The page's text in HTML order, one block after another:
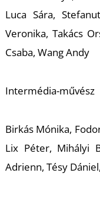
Luca Sára,
Veronika, Takács
Csaba, Wang Andy
Intermédia-művész
Birkás Mónika,
Lix Péter, Mihályi
Adrienn, Tésy